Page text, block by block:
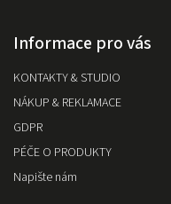
Informace pro vás
KONTAKTY & STUDIO
NÁKUP & REKLAMACE
GDPR
PÉČE O PRODUKTY
Napište nám